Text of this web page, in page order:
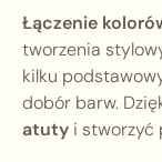
Łączenie
tworzenia
kilku
dobór barw.
atuty i stworzyć